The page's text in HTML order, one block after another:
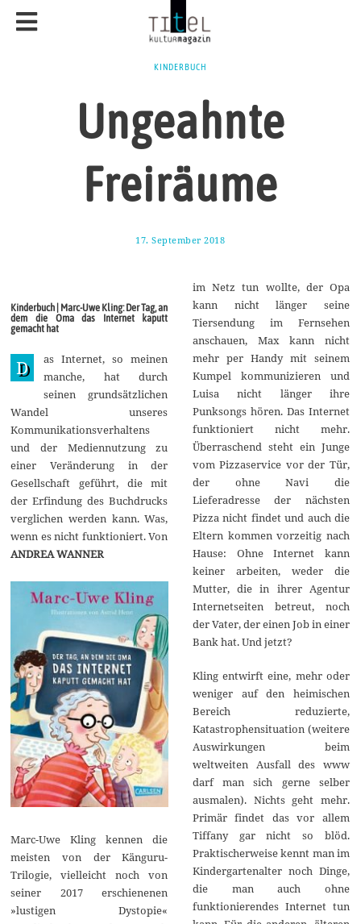
KINDERBUCH
Ungeahnte
Freiräume
17. September 2018
r
0
1
9
Kinderbuch | Marc-Uwe Kling: Der Tag, an
dem die Oma das Internet kaputt
gemacht hat
D
as Internet, so meinen
manche, hat durch
seinen grundsätzlichen
Wandel unseres
Kommunikationsverhaltens
und der Mediennutzung zu
einer Veränderung in der
Gesellschaft geführt, die mit
der Erfindung des Buchdrucks
verglichen werden kann. Was,
wenn es nicht funktioniert. Von
ANDREA WANNER
Marc-Uwe Kling kennen die
meisten von der Känguru-
Trilogie, vielleicht noch von
seiner 2017 erschienenen
»lustigen Dystopie«
im Netz tun wollte, der Opa
kann nicht länger seine
Tiersendung im Fernsehen
anschauen, Max kann nicht
mehr per Handy mit seinem
Kumpel kommunizieren und
Luisa nicht länger ihre
Punksongs hören. Das Internet
funktioniert nicht mehr.
Überraschend steht ein Junge
vom Pizzaservice vor der Tür,
der ohne Navi die
Lieferadresse der nächsten
Pizza nicht findet und auch die
Eltern kommen vorzeitig nach
Hause: Ohne Internet kann
keiner arbeiten, weder die
Mutter, die in ihrer Agentur
Internetseiten betreut, noch
der Vater, der einen Job in einer
Bank hat. Und jetzt?
Kling entwirft eine, mehr oder
weniger auf den heimischen
Bereich reduzierte,
Katastrophensituation (weitere
Auswirkungen beim
weltweiten Ausfall des www
darf man sich gerne selber
ausmalen). Nichts geht mehr.
Primär findet das vor allem
Tiffany gar nicht so blöd.
Praktischerweise kennt man im
Kindergartenalter noch Dinge,
die man auch ohne
funktionierendes Internet tun